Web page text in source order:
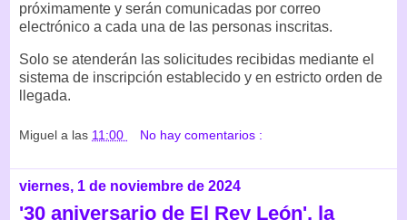
próximamente y serán comunicadas por correo
electrónico a cada una de las personas inscritas.
Solo se atenderán las solicitudes recibidas mediante el
sistema de inscripción establecido y en estricto orden de
llegada.
Miguel a las 11:00 No hay comentarios :
viernes, 1 de noviembre de 2024
'30 aniversario de El Rey León', la